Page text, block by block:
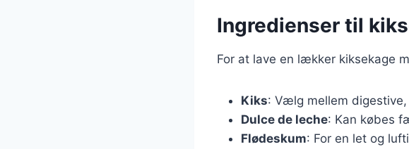
Ingredienser til
For at lave en lækker kiksekage
Kiks: Vælg mellem
Dulce de leche: Kan købes
Flødeskum: For en let og